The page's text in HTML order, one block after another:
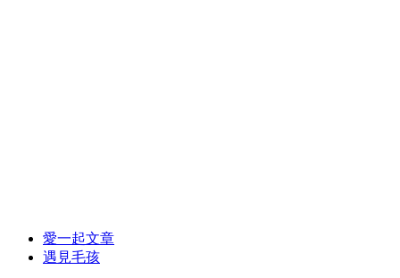
愛一起文章
遇見毛孩